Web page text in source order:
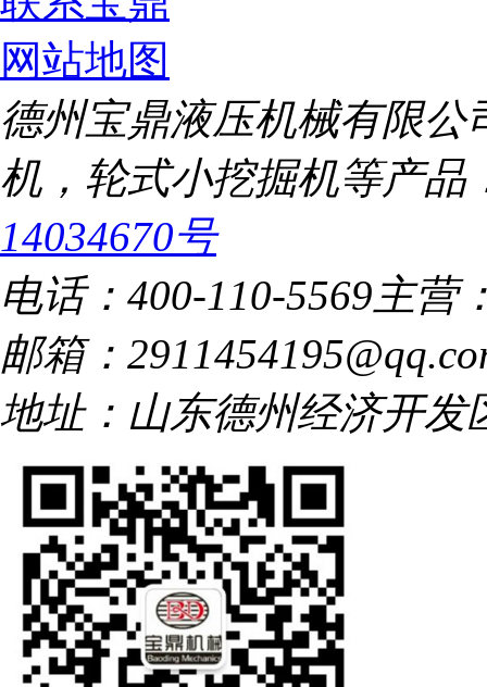
网站地图
德州宝鼎液压机械有限
机，轮式小挖掘机等产品
14034670号
电话：400-110-5569 主营
邮箱：
地址：山东德州经济开发